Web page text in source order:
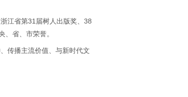
江省第31届树人出版奖、38
、省、市荣誉。
传播主流价值、与新时代文